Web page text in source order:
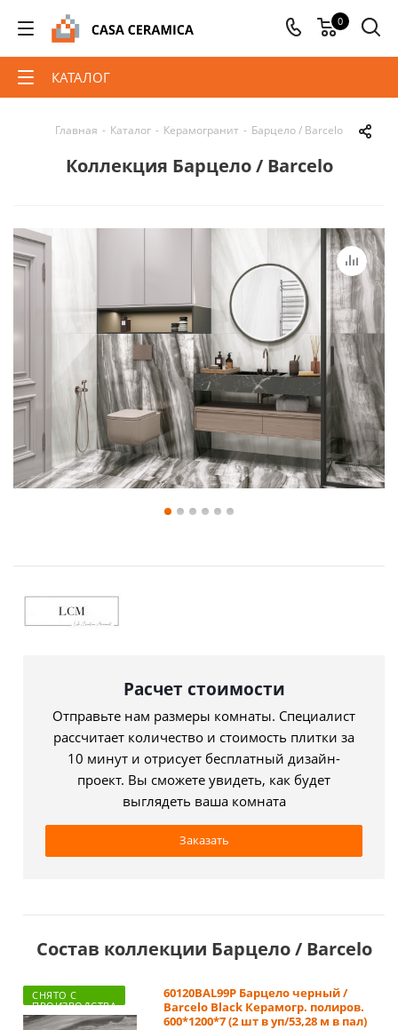
0
КАТАЛОГ
Главная - Каталог - Керамогранит - Барцело / Barcelo
Коллекция Барцело / Barcelo
Расчет стоимости
Отправьте нам размеры комнаты. Специалист
рассчитает количество и стоимость плитки за
10 минут и отрисует бесплатный дизайн-
проект. Вы сможете увидеть, как будет
выглядеть ваша комната
Заказать
Состав коллекции Барцело / Barcelo
СНЯТО С
ПРОИЗВОДСТВА
60120BAL99P Барцело черный /
Barcelo Black Керамогр. полиров.
600*1200*7 (2 шт в уп/53,28 м в пал)